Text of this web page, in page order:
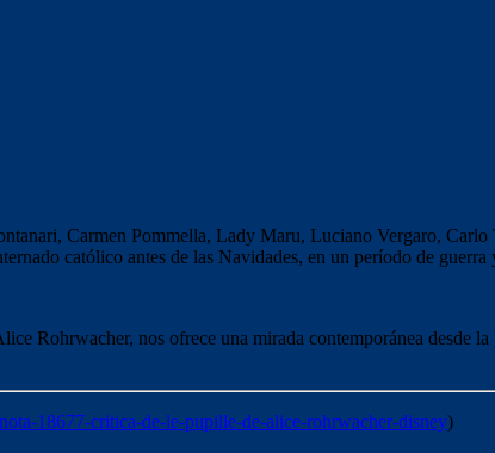
Carmen Pommella, Lady Maru, Luciano Vergaro, Carlo
católico antes de las Navidades, en un período de guerra
Rohrwacher, nos ofrece una mirada contemporánea desde
18677-critica-de-le-pupille-de-alice-rohrwacher-disney)